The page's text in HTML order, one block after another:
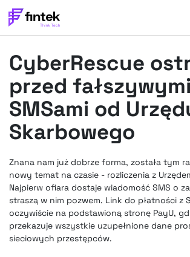
BANKOWOŚĆ
EVENTY
FELIETONY
WYWIADY
LEGAL
FINTEKEXTRA
OKIEM EKSPERTA
CyberRescue
przed fałszywymi
SMSami od
Skarbowego
Znana nam już dobrze forma, została tym
nowy temat na czasie - rozliczenia z
Najpierw ofiara dostaje wiadomość SMS o
straszą w nim pozwem. Link do płatności z
oczywiście na podstawioną stronę PayU,
przekazuje wszystkie uzupełnione dane
sieciowych przestępców.